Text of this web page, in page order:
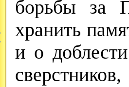
борьбы за
хранить
и о